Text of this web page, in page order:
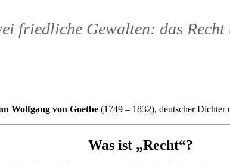
friedliche Gewalten: das
Wolfgang von Goethe (1749 – 1832), deutscher Dichter
Was ist „Recht“?